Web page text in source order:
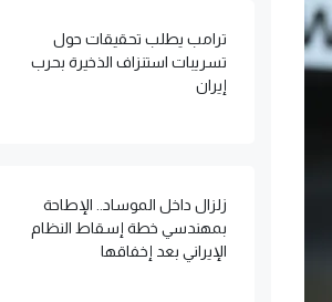
ترامب يطلب تحقيقات حول
تسريبات استنزاف الذخيرة بحرب
إيران
زلزال داخل الموساد.. الإطاحة
بمهندسي خطة إسقاط النظام
الإيراني بعد إخفاقها